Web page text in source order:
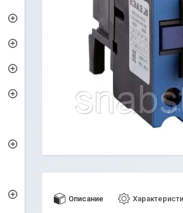
Описание